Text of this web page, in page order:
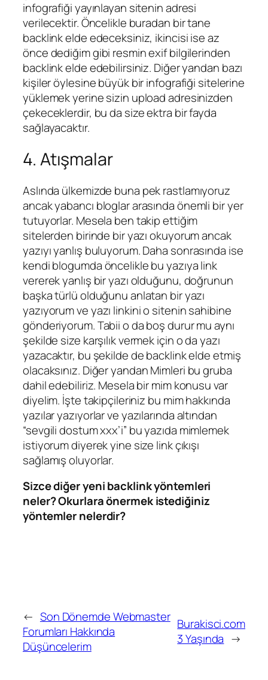
infografiği yayınlayan sitenin adresi
verilecektir. Öncelikle buradan bir tane
backlink elde edeceksiniz, ikincisi ise az
önce dediğim gibi resmin exif bilgilerinden
backlink elde edebilirsiniz. Diğer yandan bazı
kişiler öylesine büyük bir infografiği sitelerine
yüklemek yerine sizin upload adresinizden
çekeceklerdir, bu da size ektra bir fayda
sağlayacaktır.
4. Atışmalar
Aslında ülkemizde buna pek rastlamıyoruz
ancak yabancı bloglar arasında önemli bir yer
tutuyorlar. Mesela ben takip ettiğim
sitelerden birinde bir yazı okuyorum ancak
yazıyı yanlış buluyorum. Daha sonrasında ise
kendi blogumda öncelikle bu yazıya link
vererek yanlış bir yazı olduğunu, doğrunun
başka türlü olduğunu anlatan bir yazı
yazıyorum ve yazı linkini o sitenin sahibine
gönderiyorum. Tabii o da boş durur mu aynı
şekilde size karşılık vermek için o da yazı
yazacaktır, bu şekilde de backlink elde etmiş
olacaksınız. Diğer yandan Mimleri bu gruba
dahil edebiliriz. Mesela bir mim konusu var
diyelim. İşte takipçileriniz bu mim hakkında
yazılar yazıyorlar ve yazılarında altından
“sevgili dostum xxx’i” bu yazıda mimlemek
istiyorum diyerek yine size link çıkışı
sağlamış oluyorlar.
Sizce diğer yeni backlink yöntemleri
neler? Okurlara önermek istediğiniz
yöntemler nelerdir?
← Son Dönemde Webmaster
Forumları Hakkında
Düşüncelerim
Burakisci.com
3 Yaşında →